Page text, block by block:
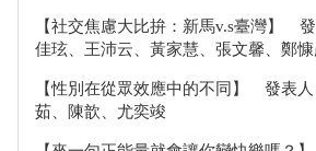
【社交焦慮大比拚：新馬v.s臺灣】
佳玹、王沛云、黃家慧、張文馨、鄭
【性別在從眾效應中的不同】 發表
茹、陳歆、尤奕竣